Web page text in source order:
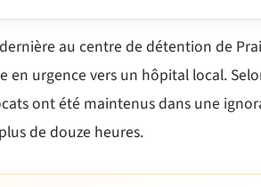
au centre de détention de
en urgence vers un hôpital local.
ont été maintenus dans une
de douze heures.